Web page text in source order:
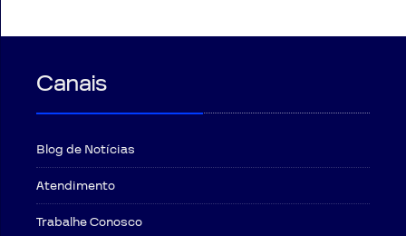
Canais
Blog de Notícias
Atendimento
Trabalhe Conosco